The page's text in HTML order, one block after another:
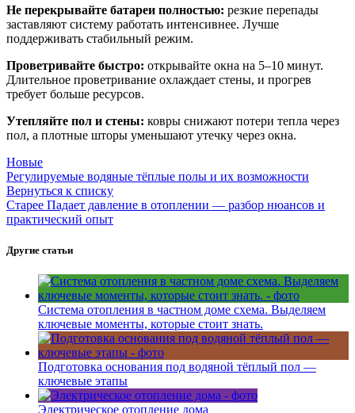
Не перекрывайте батареи полностью: резкие перепады
заставляют систему работать интенсивнее. Лучше
поддерживать стабильный режим.
Проветривайте быстро: открывайте окна на 5–10 минут.
Длительное проветривание охлаждает стены, и прогрев
требует больше ресурсов.
Утепляйте пол и стены: ковры снижают потери тепла через
пол, а плотные шторы уменьшают утечку через окна.
Новые
Регулируемые водяные тёплые полы и их возможности
Вернуться к списку
Старее Падает давление в отоплении — разбор нюансов и
практический опыт
Другие статьи
Система отопления в частном доме схема. Выделяем
ключевые моменты, которые стоит знать.
Подготовка основания под водяной тёплый пол —
ключевые этапы
Электрическое отопление дома